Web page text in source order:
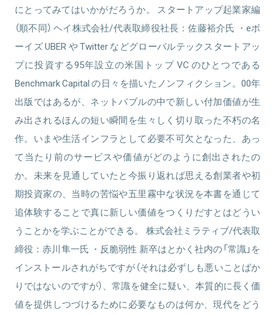
にとってみてはいかがだろうか。 スタートアップ起業家編
（順不同） ヘイ株式会社/代表取締役社長：佐藤裕介氏 ・eボ
ーイズ UBER や Twitter などグローバルテックスタートアッ
プに投資する95年設立の米国トップ VC のひとつである
Benchmark Capital の日々を描いたノンフィクション。00年
出版ではあるが、ネットバブルの中で新しい付加価値が生
み出されるほんの短い瞬間を生々しく切り取った不朽の名
作。いまや生活インフラとして必要不可欠となった、あっ
て当たり前のサービスや価値がどのように創出されたの
か。未来を見通していたと今振り返れば思える創業者や初
期投資家の、当時の苦悩や五里霧中な状況を本書を通じて
追体験することで真に新しい価値をつくりだすとはどうい
うことかを学ぶことができる。 株式会社ミラティブ/代表取
締役：赤川隼一氏 ・反脆弱性 新卒はとかく社内の「常識」を
インストールされがちですが（それは必ずしも悪いことばか
りではないのですが）、常識を健全に疑い、本質的に長く価
値を提供しつづけるために必要なものは何か、現代をどう